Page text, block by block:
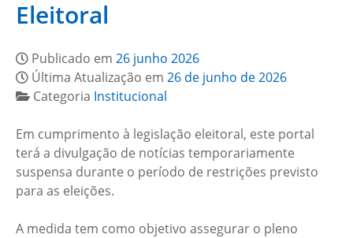
Eleitoral
Publicado em 26 junho 2026
Última Atualização em 26 de junho de 2026
Categoria Institucional
Em cumprimento à legislação eleitoral, este portal
terá a divulgação de notícias temporariamente
suspensa durante o período de restrições previsto
para as eleições.
A medida tem como objetivo assegurar o pleno